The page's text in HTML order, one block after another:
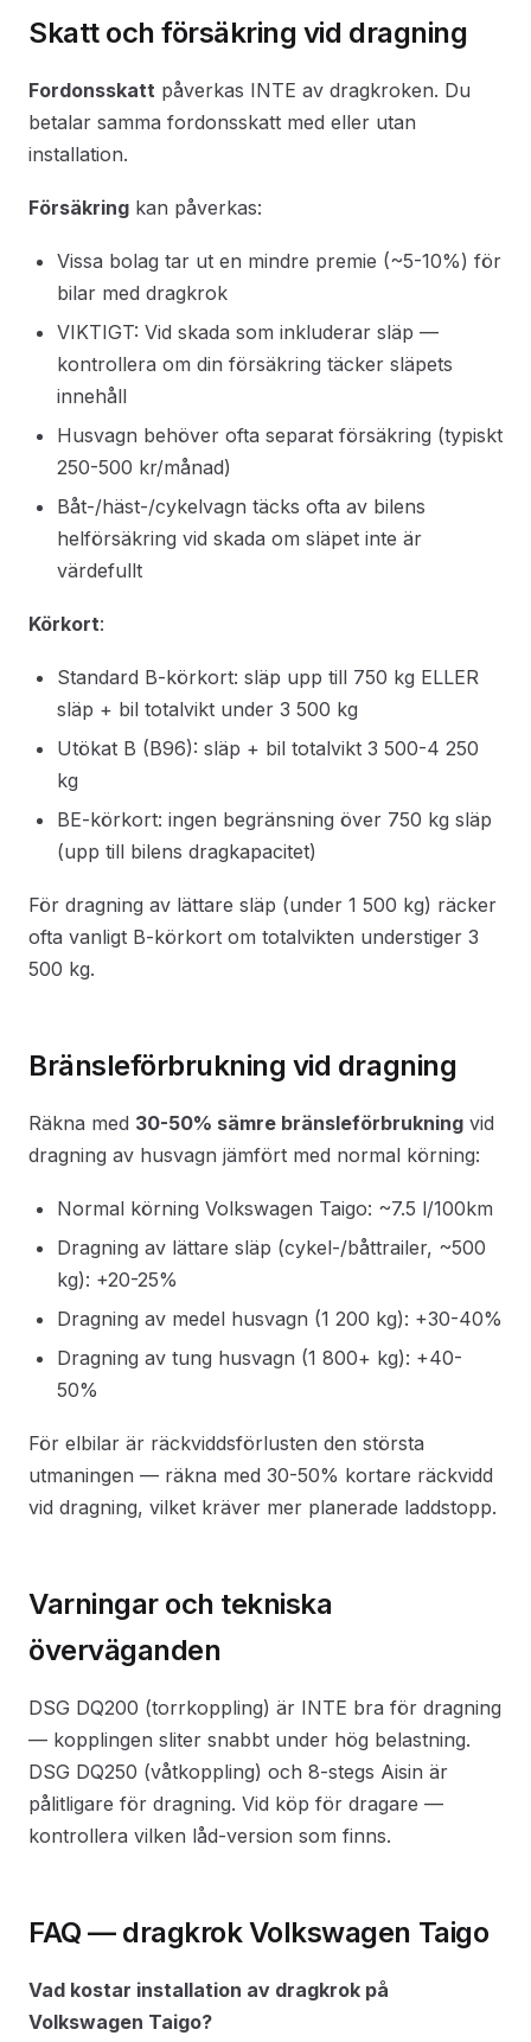
Skatt och försäkring vid dragning
Fordonsskatt påverkas INTE av dragkroken. Du
betalar samma fordonsskatt med eller utan
installation.
Försäkring kan påverkas:
Vissa bolag tar ut en mindre premie (~5-10%) för
bilar med dragkrok
VIKTIGT: Vid skada som inkluderar släp —
kontrollera om din försäkring täcker släpets
innehåll
Husvagn behöver ofta separat försäkring (typiskt
250-500 kr/månad)
Båt-/häst-/cykelvagn täcks ofta av bilens
helförsäkring vid skada om släpet inte är
värdefullt
Körkort:
Standard B-körkort: släp upp till 750 kg ELLER
släp + bil totalvikt under 3 500 kg
Utökat B (B96): släp + bil totalvikt 3 500-4 250
kg
BE-körkort: ingen begränsning över 750 kg släp
(upp till bilens dragkapacitet)
För dragning av lättare släp (under 1 500 kg) räcker
ofta vanligt B-körkort om totalvikten understiger 3
500 kg.
Bränsleförbrukning vid dragning
Räkna med 30-50% sämre bränsleförbrukning vid
dragning av husvagn jämfört med normal körning:
Normal körning Volkswagen Taigo: ~7.5 l/100km
Dragning av lättare släp (cykel-/båttrailer, ~500
kg): +20-25%
Dragning av medel husvagn (1 200 kg): +30-40%
Dragning av tung husvagn (1 800+ kg): +40-
50%
För elbilar är räckviddsförlusten den största
utmaningen — räkna med 30-50% kortare räckvidd
vid dragning, vilket kräver mer planerade laddstopp.
Varningar och tekniska
överväganden
DSG DQ200 (torrkoppling) är INTE bra för dragning
— kopplingen sliter snabbt under hög belastning.
DSG DQ250 (våtkoppling) och 8-stegs Aisin är
pålitligare för dragning. Vid köp för dragare —
kontrollera vilken låd-version som finns.
FAQ — dragkrok Volkswagen Taigo
Vad kostar installation av dragkrok på
Volkswagen Taigo?